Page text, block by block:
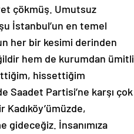
çökmüş. Umutsuz
İstanbul’un en temel
her bir kesimi derinden
hem de kurumdan ümitli
hissettiğim
Saadet Partisi’ne karşı çok
gideceğiz. İnsanımıza